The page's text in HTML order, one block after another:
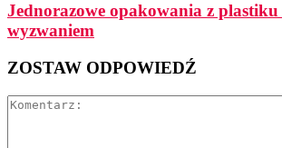
Jednorazowe opakowania z
wyzwaniem
ZOSTAW ODPOWIEDŹ